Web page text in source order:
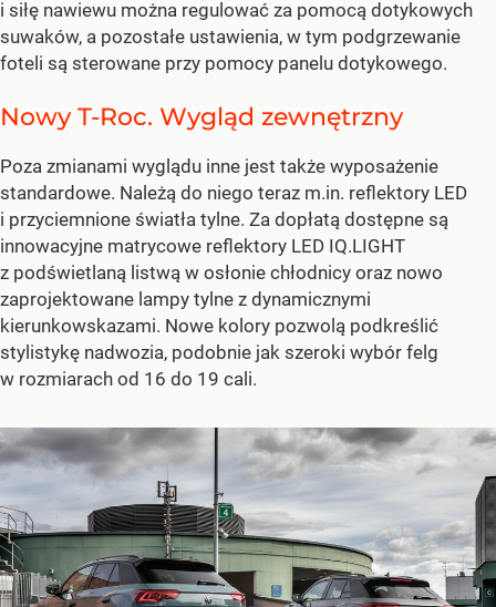
i siłę nawiewu można regulować za pomocą dotykowych
suwaków, a pozostałe ustawienia, w tym podgrzewanie
foteli są sterowane przy pomocy panelu dotykowego.
Nowy T-Roc. Wygląd zewnętrzny
Poza zmianami wyglądu inne jest także wyposażenie
standardowe. Należą do niego teraz m.in. reflektory LED
i przyciemnione światła tylne. Za dopłatą dostępne są
innowacyjne matrycowe reflektory LED IQ.LIGHT
z podświetlaną listwą w osłonie chłodnicy oraz nowo
zaprojektowane lampy tylne z dynamicznymi
kierunkowskazami. Nowe kolory pozwolą podkreślić
stylistykę nadwozia, podobnie jak szeroki wybór felg
w rozmiarach od 16 do 19 cali.